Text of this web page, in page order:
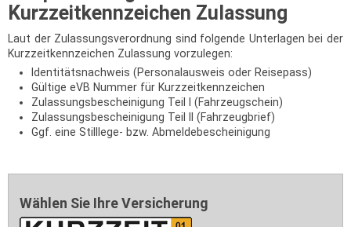
Kurzzeitkennzeichen Zulassung
Laut der Zulassungsverordnung sind folgende Unterlagen bei der
Kurzzeitkennzeichen Zulassung vorzulegen:
Identitätsnachweis (Personalausweis oder Reisepass)
Gültige eVB Nummer für Kurzzeitkennzeichen
Zulassungsbescheinigung Teil I (Fahrzeugschein)
Zulassungsbescheinigung Teil II (Fahrzeugbrief)
Ggf. eine Stilllege- bzw. Abmeldebescheinigung
Wählen Sie Ihre Versicherung